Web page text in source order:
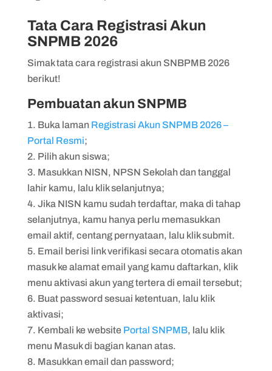
Tata Cara Registrasi Akun
SNPMB 2026
Simak tata cara registrasi akun SNBPMB 2026
berikut!
Pembuatan akun SNPMB
Buka laman Registrasi Akun SNPMB 2026 –
Portal Resmi;
Pilih akun siswa;
Masukkan NISN, NPSN Sekolah dan tanggal
lahir kamu, lalu klik selanjutnya;
Jika NISN kamu sudah terdaftar, maka di tahap
selanjutnya, kamu hanya perlu memasukkan
email aktif, centang pernyataan, lalu klik submit.
Email berisi link verifikasi secara otomatis akan
masuk ke alamat email yang kamu daftarkan, klik
menu aktivasi akun yang tertera di email tersebut;
Buat password sesuai ketentuan, lalu klik
aktivasi;
Kembali ke website Portal SNPMB, lalu klik
menu Masuk di bagian kanan atas.
Masukkan email dan password;